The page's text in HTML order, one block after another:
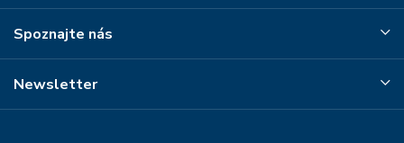
Spoznajte nás
Newsletter